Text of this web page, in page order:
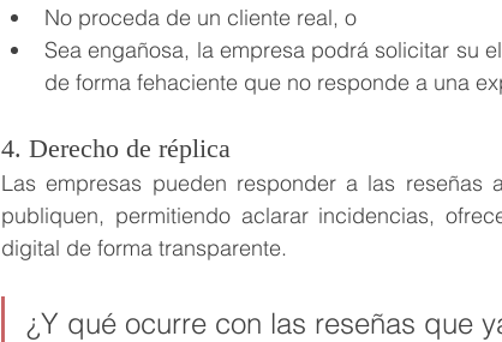
No proceda de un cliente real, o
Sea engañosa, la empresa podrá solicitar su
de forma fehaciente que no responde a una
4. Derecho de réplica
Las empresas pueden responder a las reseñas
publiquen, permitiendo aclarar incidencias,
digital de forma transparente.
¿Y qué ocurre con las reseñas que